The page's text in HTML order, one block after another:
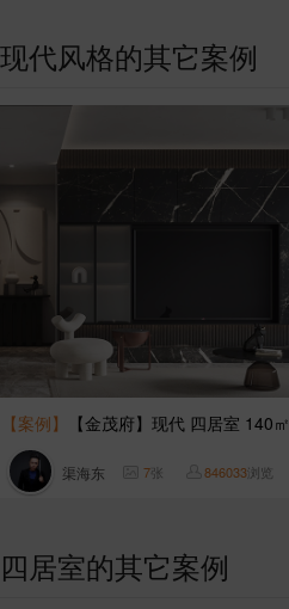
现代风格的其它案例
【案例】 【金茂府】现代 四居室 140㎡
渠海东 7张 846033浏览
四居室的其它案例